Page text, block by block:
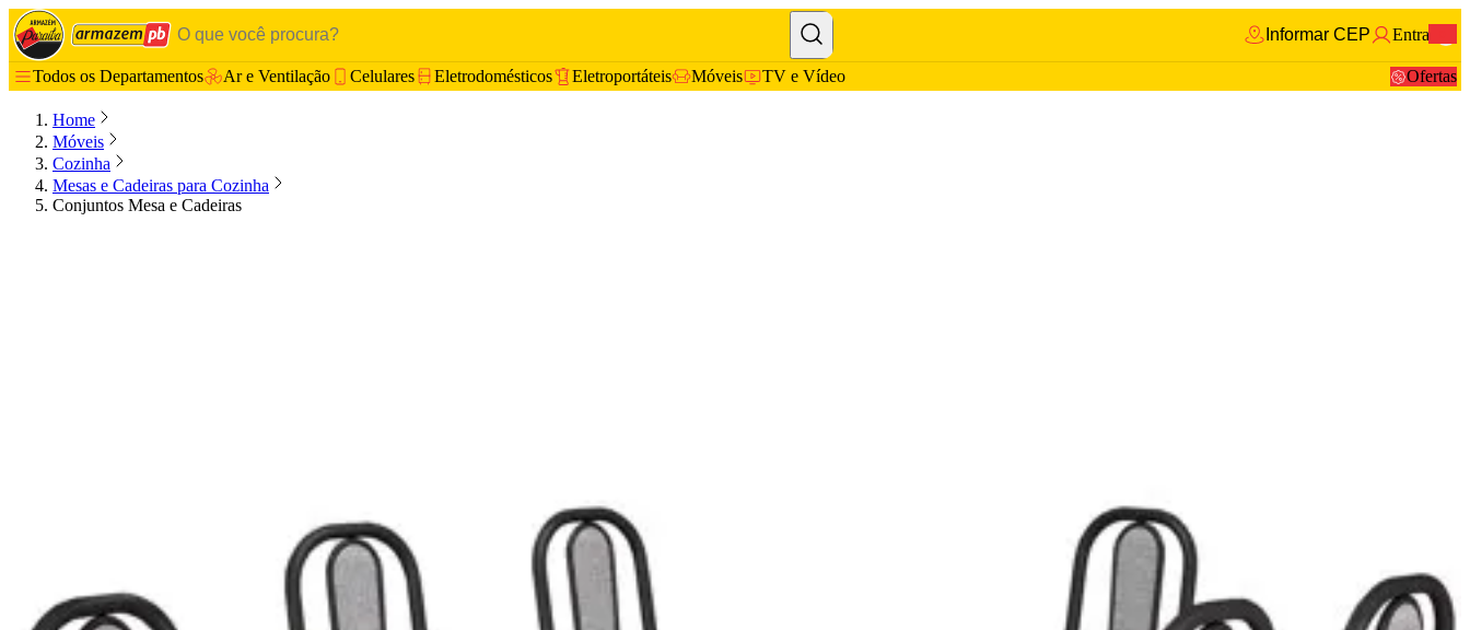
Informar CEP Entrar
Todos os Departamentos Ar e Ventilação Celulares Eletrodomésticos Eletroportáteis Móveis TV e Vídeo Ofertas
Home
Móveis
Cozinha
Mesas e Cadeiras para Cozinha
Conjuntos Mesa e Cadeiras